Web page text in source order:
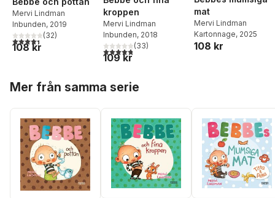
Mervi Lindman
Inbunden, 2019
4,4utav 5 stjärnor. Totalt antal röster:
(32)
108 kr
kroppen
Mervi Lindman
Inbunden, 2018
4,8utav 5 stjärnor. Totalt antal röster:
(33)
109 kr
mat
Mervi Lindman
Kartonnage, 2025
108 kr
Mer från samma serie